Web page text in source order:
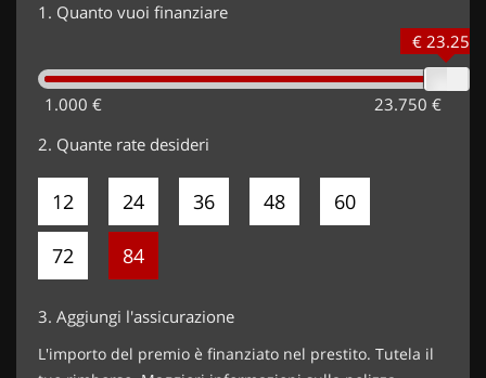
1. Quanto vuoi finanziare
1.000 € 23.750 €
€ 23.250
2. Quante rate desideri
12 24 36 48 60
72 84
3. Aggiungi l'assicurazione
L'importo del premio è finanziato nel prestito. Tutela il